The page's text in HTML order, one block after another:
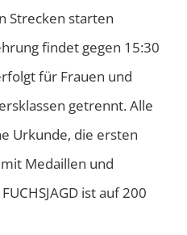
Strecken starten
findet gegen 15:30
für Frauen und
getrennt. Alle
Urkunde, die ersten
Medaillen und
ist auf 200